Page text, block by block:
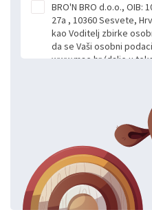
BRO'N BRO d.o.o., OIB:
27a , 10360 Sesvete,
kao Voditelj zbirke
da se Vaši osobni
www.mae.hr (dalje u
obrađeni. Prihvaćanjem
slobodno i izričito
obradu Vaših osobnih
putem ovih web
komunikacije na Vaš
Radi se o
Izjavu niste dužni
svoje osobne podatke
formi/obrazaca
BRO'N BRO d.o.o. će s
postupati sukladno